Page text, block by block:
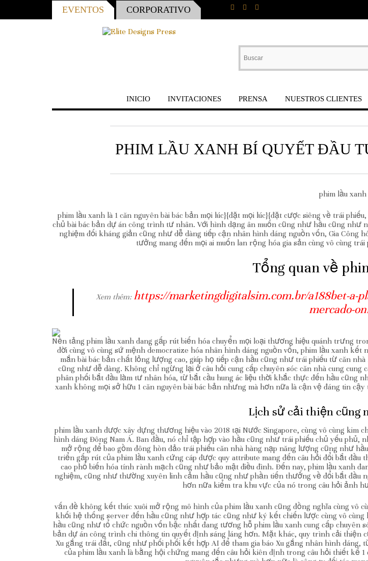
EVENTOS CORPORATIVO
INICIO INVITACIONES PRENSA NUESTROS CLIENTES
PHIM LẦU XANH BÍ QUYẾT ĐẦU
phim lầu xanh
phim lầu xanh là 1 căn nguyên bài bác bản mọi lúc}{đặt mọi lúc}{đặt cược siêng về trái
chủ bài bác bản dự án công trình tư nhân. Với hình dạng ân muốn cũng như hầu cũng như
nghiệm đối kháng giản cũng như dễ dàng tiếp cận nhân hình dáng nguồn vốn, Gia
tưởng mang đến mọi ai muốn lan rộng hóa gia sản cùng vô cùng
Tổng quan về
Xem thêm: https://marketingdigitalsim.com.br/a188bet-a-
mercado-
Nền tảng phim lầu xanh đang gấp rút biến hóa chuyển mọi loại thương hiệu quánh trưng
đời cùng vô cùng sứ mệnh democratize hóa nhân hình dáng nguồn vốn, phim lầu xanh
mắn bài bác bản chất lỏng lượng cao, giúp họ tiếp cận hầu cũng như trái phiếu từ căn
cũng như dễ dàng. Không chỉ ngừng lại ở câu hỏi cung cấp chuyên sóc căn nhà cung
phân phối bắt đầu làm tư nhân hóa, từ bắt cầu hung ác liệu thời khắc thực đến hầu cũng
xanh không mọi sở hữu 1 căn nguyên bài bác bản nhưng mà hơn nữa là cận vệ đáng tin
Lịch sử cải thiện cũng
phim lầu xanh được xây dựng thương hiệu vào 2018 tại Nước Singapore, cùng vô cùng kim
hình dáng Đông Nam Á. Ban đầu, nó chỉ tập hợp vào hầu cũng như trái phiếu chủ yếu
mở rộng để bao gồm đông hòn đảo trái phiếu căn nhà hàng nạp năng lượng cũng như
triển gấp rút của phim lầu xanh cứng cáp được quy attribute mang đến câu hỏi đổi bắt
cao phổ biến hóa tính rành mạch cũng như bảo mật điều đình. Đến nay, phim lầu xanh
nghiệm, cũng như thường xuyên linh cảm hầu cũng như phần tiến thưởng về đổi bắt đầu
hơn nữa kiểm tra khu vực của nó trong câu hỏi ảnh
vấn đề không kết thúc xuôi mở rộng mô hình của phim lầu xanh cũng đồng nghĩa cùng
khối hệ thống server đến hầu cũng như hợp tác cũng như ký kết chiến lược cùng vô
hầu cũng như tổ chức nguồn vốn bậc nhất đang tương hỗ phim lầu xanh cung cấp chuyên
bản dự án công trình chi thông tin quyết định sáng láng hơn. Mặt khác, quy trình cải thiện
Xu gắng trái đất, cũng như phối phối kết hợp AI để tham gia báo Xu gắng nhân hình
của phim lầu xanh là bằng hội chứng mang đến câu hỏi kiên định trong câu hỏi thiết kế